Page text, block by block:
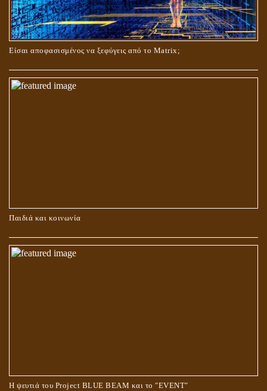
Είσαι αποφασισμένος να ξεφύγεις από το Matrix;
Παιδιά και κοινωνία
Η ψευτιά του Project BLUE BEAM και το ʺEVENTʺ
ΟΙ ΑΙΤΙΕΣ ΓΙΑ ΤΗΝ ΕΠΙΘΕΤΙΚΗ ΣΥΜΠΕΡΙΦΟΡΑ ΤΟΥ ΧΡΙΣΤΟΥ ΣΤΑ
ΝΗΠΙΑΚΑ ΤΟΥ ΧΡΟΝΙΑ
ΚΑΥΣΗ Ή ΤΑΦΗ ΤΩΝ ΝΕΚΡΩΝ?
Ο ΡΟΛΟΣ ΤΗΣ ΛΙΛΙΘ ΣΤΗ ΓΕΝΕΣΗ